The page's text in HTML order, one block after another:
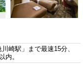
崎駅」まで最速15分、
内。